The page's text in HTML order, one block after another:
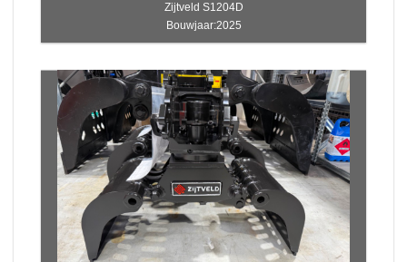
Zijtveld S1204D
Bouwjaar:2025